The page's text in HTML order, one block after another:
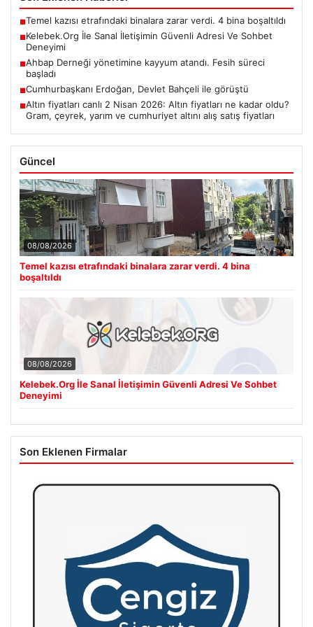
■Temel kazısı etrafındaki binalara zarar verdi. 4 bina boşaltıldı
■Kelebek.Org İle Sanal İletişimin Güvenli Adresi Ve Sohbet
Deneyimi
■Ahbap Derneği yönetimine kayyum atandı. Fesih süreci
başladı
■Cumhurbaşkanı Erdoğan, Devlet Bahçeli ile görüştü
■Altın fiyatları canlı 2 Nisan 2026: Altın fiyatları ne kadar oldu?
Gram, çeyrek, yarım ve cumhuriyet altını alış satış fiyatları
Güncel
08/08/2026
Temel kazısı etrafındaki binalara zarar verdi. 4 bina
boşaltıldı
08/08/2026
Kelebek.Org İle Sanal İletişimin Güvenli Adresi Ve Sohbet
Deneyimi
Son Eklenen Firmalar